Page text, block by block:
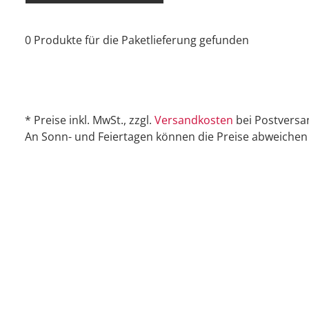
0 Produkte für die Paketlieferung gefunden
* Preise inkl. MwSt., zzgl. Versandkosten bei
An Sonn- und Feiertagen können die Preise abweichen